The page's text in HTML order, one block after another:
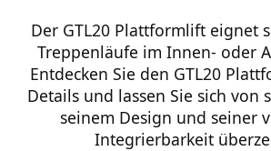
Der GTL20 Plattformlift eignet
Treppenläufe im Innen- oder
Entdecken Sie den GTL20
Details und lassen Sie sich von
seinem Design und seiner
Integrierbarkeit